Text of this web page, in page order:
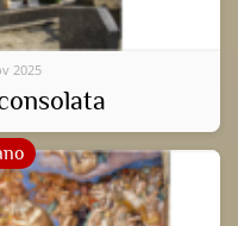
2025